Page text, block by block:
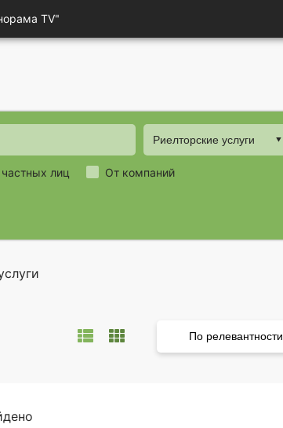
TV"
Риелторские услуги
лиц От компаний
По релевантности